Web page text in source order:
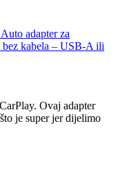
adapter za
bez kabela – USB-A ili
Ovaj adapter
je super jer dijelimo